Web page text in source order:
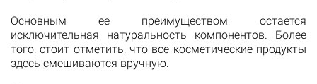
Основным ее преимуществом остается
исключительная натуральность компонентов. Более
того, стоит отметить, что все косметические продукты
здесь смешиваются вручную.